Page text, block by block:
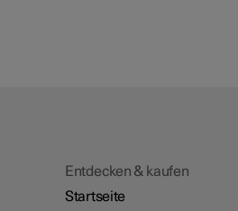
Entdecken & kaufen
Startseite